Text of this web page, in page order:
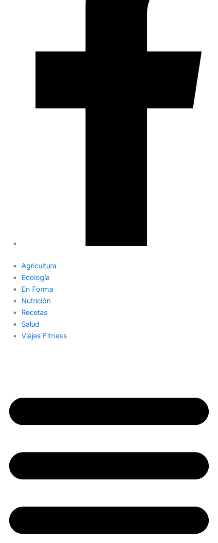
Agricultura
Ecología
En Forma
Nutrición
Recetas
Salud
Viajes Fitness